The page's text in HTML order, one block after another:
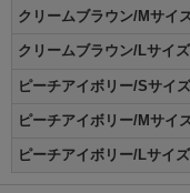
クリームブラウン/Mサイ
クリームブラウン/Lサイズ
ピーチアイボリー/Sサイズ
ピーチアイボリー/Mサイ
ピーチアイボリー/Lサイズ